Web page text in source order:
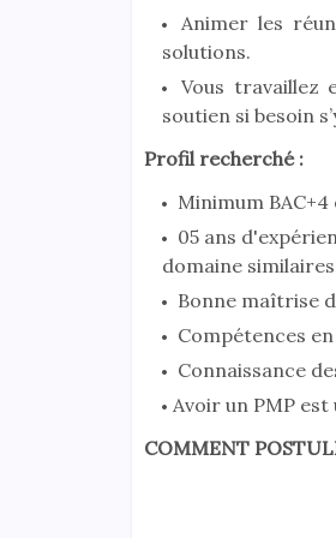
Animer les
solutions.
Vous travaillez
soutien si besoin
Profil recherché :
Minimum
05 ans
domaine
Bonne maîtrise
Compétences
Connaissance
Avoir un PMP
COMMENT